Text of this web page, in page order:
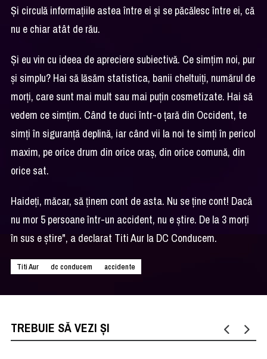
Şi circulă informaţiile astea între ei şi se păcălesc între ei, că
nu e chiar atât de rău.
Şi eu vin cu ideea de apreciere subiectivă. Ce simţim noi, pur
şi simplu? Hai să lăsăm statistica, banii cheltuiţi, numărul de
morţi, care sunt mai mult sau mai puţin cosmetizate. Hai să
vedem ce simţim. Când te duci într-o ţară din Occident, te
simţi în siguranţă deplină, iar când vii la noi te simţi în pericol
maxim, pe orice drum din orice oraş, din orice comună, din
orice sat.
Haideţi, măcar, să ţinem cont de asta. Nu se ţine cont! Dacă
nu mor 5 persoane într-un accident, nu e ştire. De la 3 morţi
în sus e ştire", a declarat Titi Aur la DC Conducem.
Titi Aur dc conducem accidente
TREBUIE SĂ VEZI ȘI